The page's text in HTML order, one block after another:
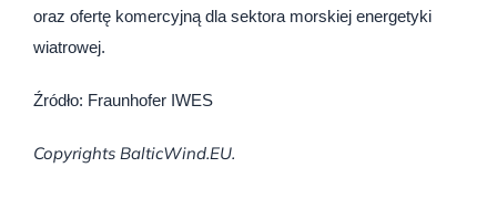
oraz ofertę komercyjną dla sektora morskiej energetyki
wiatrowej.
Źródło: Fraunhofer IWES
Copyrights BalticWind.EU.